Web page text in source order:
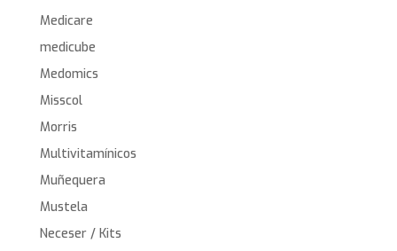
Medicare
medicube
Medomics
Misscol
Morris
Multivitamínicos
Muñequera
Mustela
Neceser / Kits